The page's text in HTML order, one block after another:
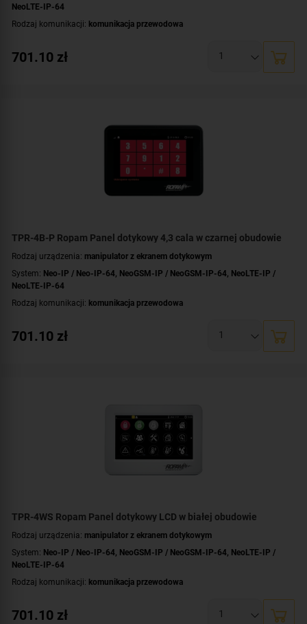
NeoLTE-IP-64
Rodzaj komunikacji: komunikacja przewodowa
Dotyk: pojemnościowy
701.10 zł
TPR-4B-P Ropam Panel dotykowy 4,3 cala w czarnej obudowie
Rodzaj urządzenia: manipulator z ekranem dotykowym
System: Neo-IP / Neo-IP-64 NeoGSM-IP / NeoGSM-IP-64 NeoLTE-IP /
NeoLTE-IP-64
Rodzaj komunikacji: komunikacja przewodowa
Dotyk: pojemnościowy
701.10 zł
TPR-4WS Ropam Panel dotykowy LCD w białej obudowie
Rodzaj urządzenia: manipulator z ekranem dotykowym
System: Neo-IP / Neo-IP-64 NeoGSM-IP / NeoGSM-IP-64 NeoLTE-IP /
NeoLTE-IP-64
Rodzaj komunikacji: komunikacja przewodowa
Dotyk: rezystancyjny
701.10 zł